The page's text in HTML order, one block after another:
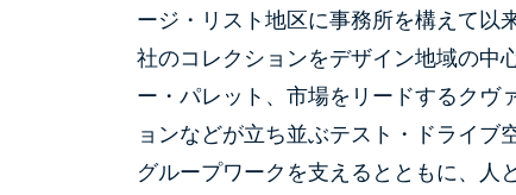
ージ・リスト地区に事務所を構えて以
社のコレクションをデザイン地域の中
ー・パレット、市場をリードするクヴ
ョンなどが立ち並ぶテスト・ドライ
グループワークを支えるとともに、人